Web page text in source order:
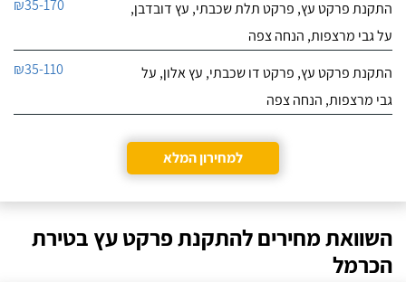
התקנת פרקט עץ, פרקט תלת שכבתי, עץ דובדבן,
על גבי מרצפות, הנחה צפה
₪35-170
התקנת פרקט עץ, פרקט דו שכבתי, עץ אלון, על
גבי מרצפות, הנחה צפה
₪35-110
למחירון המלא
השוואת מחירים להתקנת פרקט עץ בטירת
הכרמל